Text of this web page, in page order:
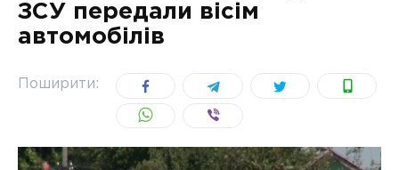
УКРАЇНА
ЗСУ передали вісім
автомобілів
Поширити: